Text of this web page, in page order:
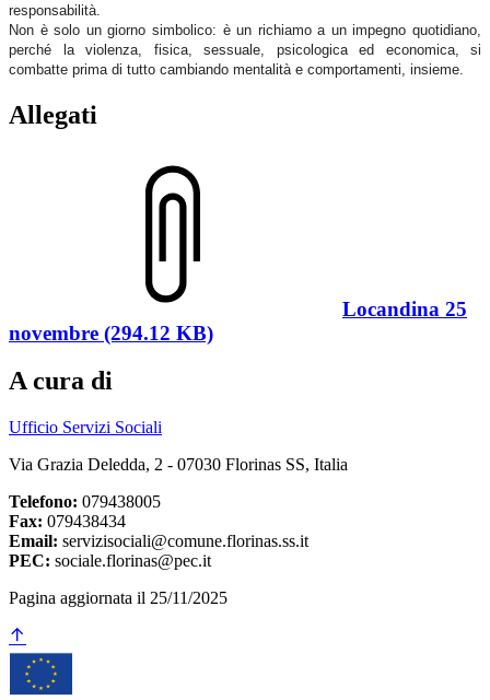
responsabilità.
Non è solo un giorno simbolico: è un richiamo a un impegno quotidiano,
perché la violenza, fisica, sessuale, psicologica ed economica, si
combatte prima di tutto cambiando mentalità e comportamenti, insieme.
Allegati
Locandina 25
novembre (294.12 KB)
A cura di
Ufficio Servizi Sociali
Via Grazia Deledda, 2 - 07030 Florinas SS, Italia
Telefono: 079438005
Fax: 079438434
Email: servizisociali@comune.florinas.ss.it
PEC: sociale.florinas@pec.it
Pagina aggiornata il 25/11/2025